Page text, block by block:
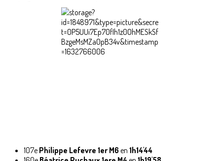
107e Philippe Lefevre 1er M6 en 1h14'44